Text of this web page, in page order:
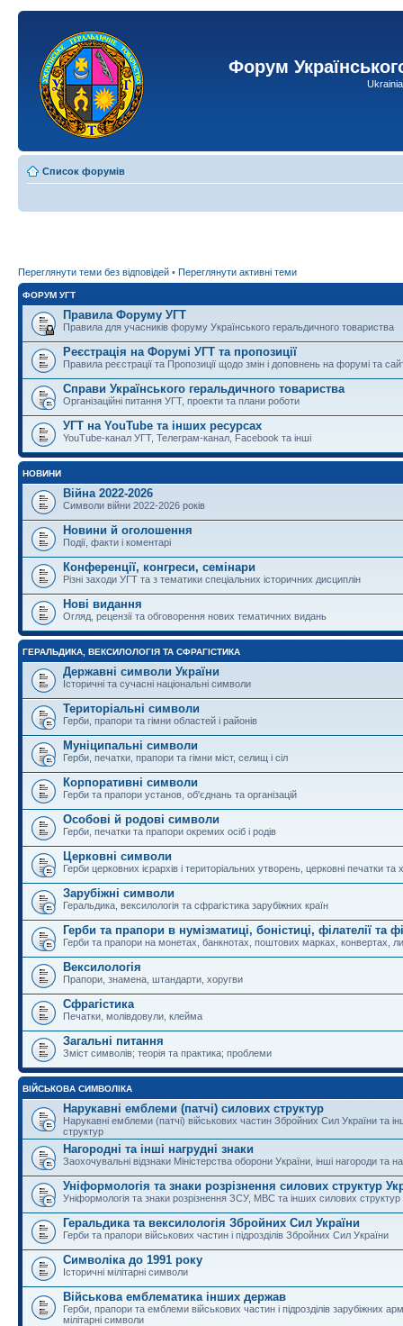
Форум
Список форумів
Переглянути теми без відповідей • Переглянути активні теми
ФОРУМ УГТ
Правила Форуму УГТ
Правила для учасників форуму Українського геральдичного товариства
Реєстрація на Форумі УГТ та пропозиції
Правила реєстрації та Пропозиції щодо змін і доповнень на форумі та
Справи Українського геральдичного товариства
Організаційні питання УГТ, проекти та плани роботи
УГТ на YouTube та інших ресурсах
YouTube-канал УГТ, Телеграм-канал, Facebook та інші
НОВИНИ
Війна 2022-2026
Символи війни 2022-2026 років
Новини й оголошення
Події, факти і коментарі
Конференції, конгреси, семінари
Різні заходи УГТ та з тематики спеціальних історичних дисциплін
Нові видання
Огляд, рецензії та обговорення нових тематичних видань
ГЕРАЛЬДИКА, ВЕКСИЛОЛОГІЯ ТА СФРАГІСТИКА
Державні символи України
Історичні та сучасні національні символи
Територіальні символи
Герби, прапори та гімни областей і районів
Муніципальні символи
Герби, печатки, прапори та гімни міст, селищ і сіл
Корпоративні символи
Герби та прапори установ, об'єднань та організацій
Особові й родові символи
Герби, печатки та прапори окремих осіб і родів
Церковні символи
Герби церковних ієрархів і територіальних утворень, церковні печатки та
Зарубіжні символи
Геральдика, вексилологія та сфрагістика зарубіжних країн
Герби та прапори в нумізматиці, боністиці, філателії та
Герби та прапори на монетах, банкнотах, поштових марках, конвертах,
Вексилологія
Прапори, знамена, штандарти, хоругви
Сфрагістика
Печатки, молівдовули, клейма
Загальні питання
Зміст символів; теорія та практика; проблеми
ВІЙСЬКОВА СИМВОЛІКА
Нарукавні емблеми (патчі) силових структур
Нарукавні емблеми (патчі) військових частин Збройних Сил України та
структур
Нагородні та інші нагрудні знаки
Заохочувальні відзнаки Міністерства оборони України, інші нагороди та
Уніформологія та знаки розрізнення силових структур
Уніформологія та знаки розрізнення ЗСУ, МВС та інших силових структур
Геральдика та вексилологія Збройних Сил України
Герби та прапори військових частин і підрозділів Збройних Сил України
Символіка до 1991 року
Історичні мілітарні символи
Військова емблематика інших держав
Герби, прапори та емблеми військових частин і підрозділів зарубіжних
мілітарні символи